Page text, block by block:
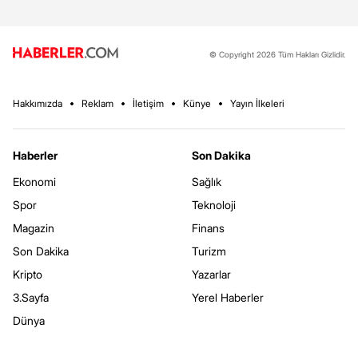
© Copyright 2026 Tüm Hakları Gizlidir.
Hakkımızda Reklam İletişim Künye Yayın İlkeleri
Haberler
Ekonomi
Spor
Magazin
Son Dakika
Kripto
3.Sayfa
Dünya
Son Dakika
Sağlık
Teknoloji
Finans
Turizm
Yazarlar
Yerel Haberler